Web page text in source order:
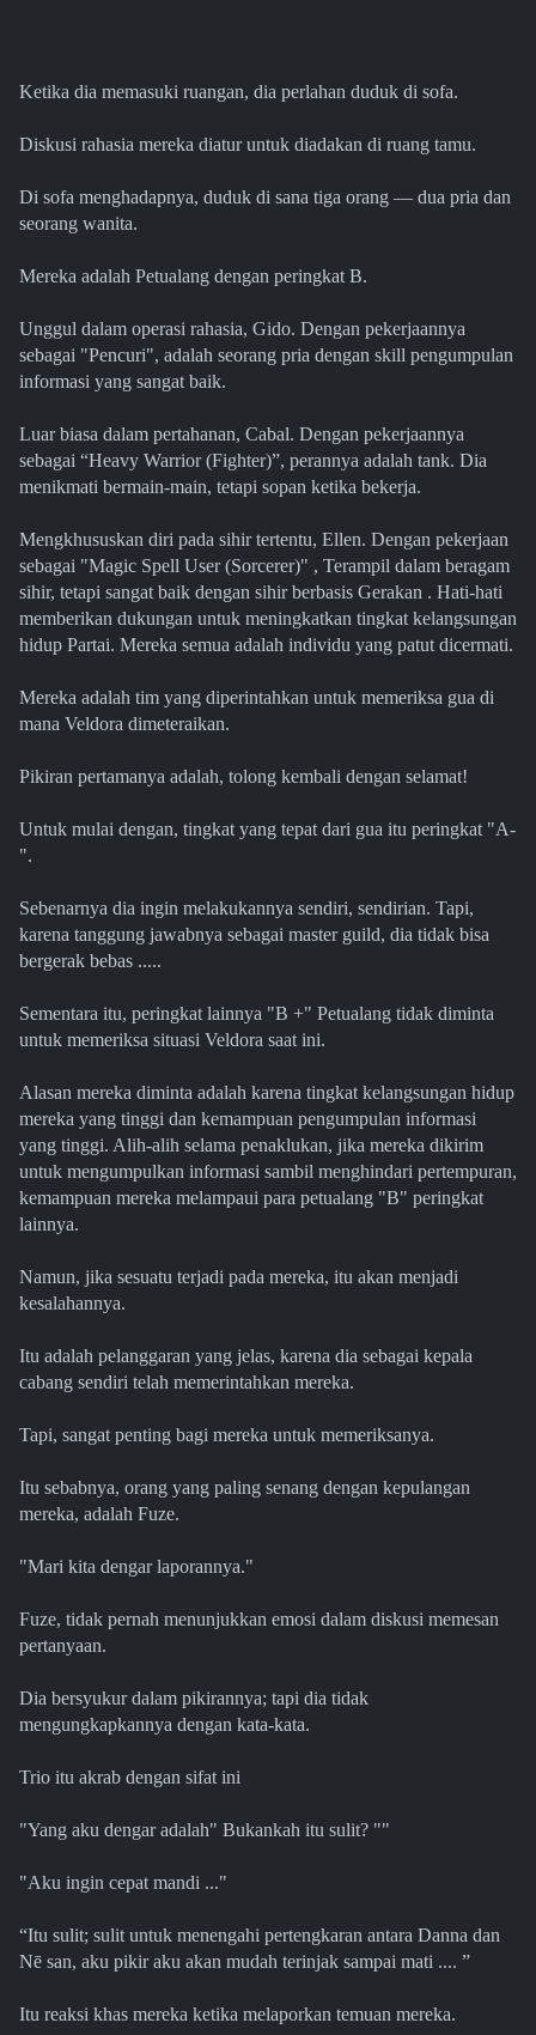
Ketika dia memasuki ruangan, dia perlahan duduk di sofa.
Diskusi rahasia mereka diatur untuk diadakan di ruang tamu.
Di sofa menghadapnya, duduk di sana tiga orang — dua pria dan
seorang wanita.
Mereka adalah Petualang dengan peringkat B.
Unggul dalam operasi rahasia, Gido. Dengan pekerjaannya
sebagai "Pencuri", adalah seorang pria dengan skill pengumpulan
informasi yang sangat baik.
Luar biasa dalam pertahanan, Cabal. Dengan pekerjaannya
sebagai “Heavy Warrior (Fighter)”, perannya adalah tank. Dia
menikmati bermain-main, tetapi sopan ketika bekerja.
Mengkhususkan diri pada sihir tertentu, Ellen. Dengan pekerjaan
sebagai "Magic Spell User (Sorcerer)" , Terampil dalam beragam
sihir, tetapi sangat baik dengan sihir berbasis Gerakan . Hati-hati
memberikan dukungan untuk meningkatkan tingkat kelangsungan
hidup Partai. Mereka semua adalah individu yang patut dicermati.
Mereka adalah tim yang diperintahkan untuk memeriksa gua di
mana Veldora dimeteraikan.
Pikiran pertamanya adalah, tolong kembali dengan selamat!
Untuk mulai dengan, tingkat yang tepat dari gua itu peringkat "A-
".
Sebenarnya dia ingin melakukannya sendiri, sendirian. Tapi,
karena tanggung jawabnya sebagai master guild, dia tidak bisa
bergerak bebas .....
Sementara itu, peringkat lainnya "B +" Petualang tidak diminta
untuk memeriksa situasi Veldora saat ini.
Alasan mereka diminta adalah karena tingkat kelangsungan hidup
mereka yang tinggi dan kemampuan pengumpulan informasi
yang tinggi. Alih-alih selama penaklukan, jika mereka dikirim
untuk mengumpulkan informasi sambil menghindari pertempuran,
kemampuan mereka melampaui para petualang "B" peringkat
lainnya.
Namun, jika sesuatu terjadi pada mereka, itu akan menjadi
kesalahannya.
Itu adalah pelanggaran yang jelas, karena dia sebagai kepala
cabang sendiri telah memerintahkan mereka.
Tapi, sangat penting bagi mereka untuk memeriksanya.
Itu sebabnya, orang yang paling senang dengan kepulangan
mereka, adalah Fuze.
"Mari kita dengar laporannya."
Fuze, tidak pernah menunjukkan emosi dalam diskusi memesan
pertanyaan.
Dia bersyukur dalam pikirannya; tapi dia tidak
mengungkapkannya dengan kata-kata.
Trio itu akrab dengan sifat ini
"Yang aku dengar adalah" Bukankah itu sulit? ""
"Aku ingin cepat mandi ..."
“Itu sulit; sulit untuk menengahi pertengkaran antara Danna dan
Nē san, aku pikir aku akan mudah terinjak sampai mati .... ”
Itu reaksi khas mereka ketika melaporkan temuan mereka.